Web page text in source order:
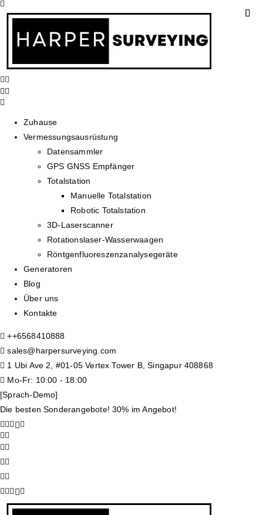
Zuhause
Vermessungsausrüstung
Datensammler
GPS GNSS Empfänger
Totalstation
Manuelle Totalstation
Robotic Totalstation
3D-Laserscanner
Rotationslaser-Wasserwaagen
Röntgenfluoreszenzanalysegeräte
Generatoren
Blog
Über uns
Kontakte
++6568410888
sales@harpersurveying.com
1 Ubi Ave 2, #01-05 Vertex Tower B, Singapur 408868
Mo-Fr: 10:00 - 18:00
[Sprach-Demo]
Die besten Sonderangebote! 30% im Angebot!